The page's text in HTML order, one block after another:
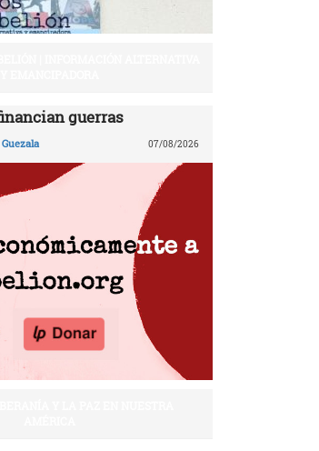
guerras
07/08/2026